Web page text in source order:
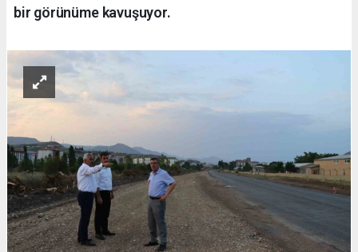
bir görünüme kavuşuyor.